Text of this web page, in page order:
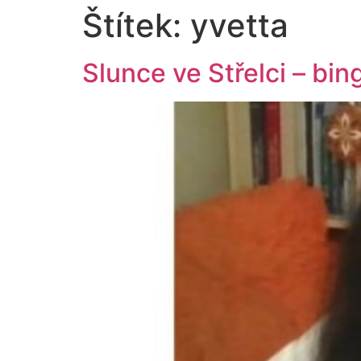
Štítek: yvetta
Slunce ve Střelci –